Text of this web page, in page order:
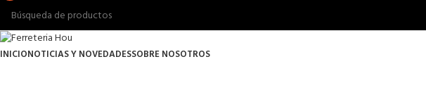
INICIONOTICIAS Y NOVEDADESSOBRE NOSOTROS